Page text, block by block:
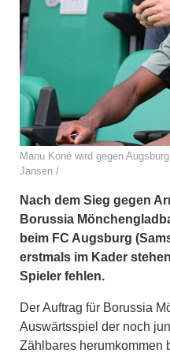
Manu Koné wird gegen
Jansen /
Nach dem Sieg gegen
Borussia
beim FC Augsburg
erstmals im Kader
Spieler fehlen.
Der Auftrag für Borussia
Auswärtsspiel der noch
Zählbares herumkommen